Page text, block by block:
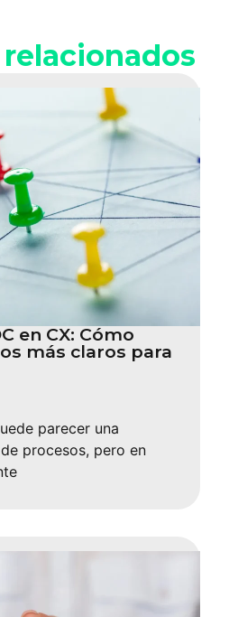
relacionados
en CX: Cómo
más claros para
parecer una
procesos, pero en